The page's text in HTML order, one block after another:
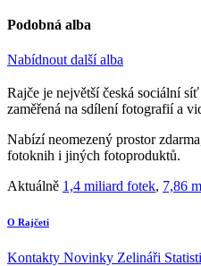
Podobná alba
Nabídnout další alba
Rajče je největší česká sociální síť
zaměřená na sdílení fotografií a
Nabízí neomezený prostor
fotoknih i jiných fotoproduktů.
Aktuálně 1,4 miliard fotek, 7,86
O Rajčeti
Kontakty Novinky Zelináři